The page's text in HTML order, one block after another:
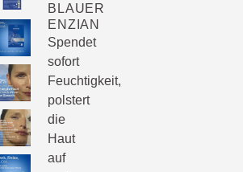
BLAUER
ENZIAN
Spendet
sofort
Feuchtigkeit,
polstert
die
Haut
auf